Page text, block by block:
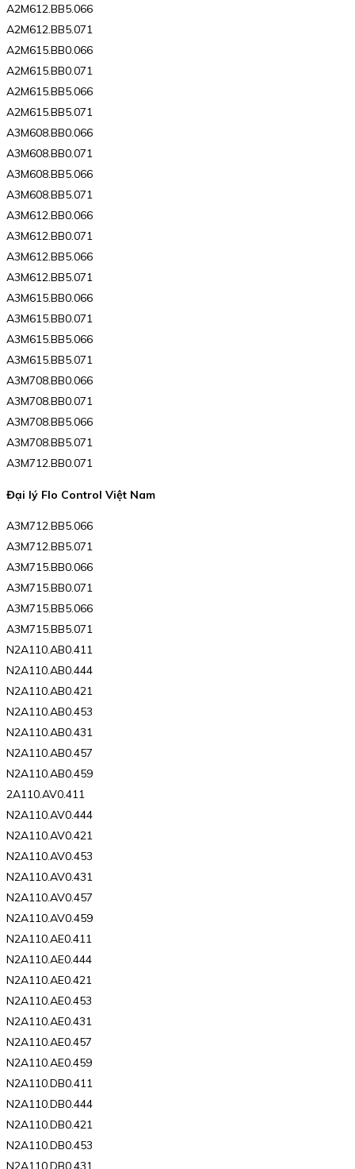
A2M612.BB5.066
A2M612.BB5.071
A2M615.BB0.066
A2M615.BB0.071
A2M615.BB5.066
A2M615.BB5.071
A3M608.BB0.066
A3M608.BB0.071
A3M608.BB5.066
A3M608.BB5.071
A3M612.BB0.066
A3M612.BB0.071
A3M612.BB5.066
A3M612.BB5.071
A3M615.BB0.066
A3M615.BB0.071
A3M615.BB5.066
A3M615.BB5.071
A3M708.BB0.066
A3M708.BB0.071
A3M708.BB5.066
A3M708.BB5.071
A3M712.BB0.071
Đại lý Flo Control Việt Nam
A3M712.BB5.066
A3M712.BB5.071
A3M715.BB0.066
A3M715.BB0.071
A3M715.BB5.066
A3M715.BB5.071
N2A110.AB0.411
N2A110.AB0.444
N2A110.AB0.421
N2A110.AB0.453
N2A110.AB0.431
N2A110.AB0.457
N2A110.AB0.459
2A110.AV0.411
N2A110.AV0.444
N2A110.AV0.421
N2A110.AV0.453
N2A110.AV0.431
N2A110.AV0.457
N2A110.AV0.459
N2A110.AE0.411
N2A110.AE0.444
N2A110.AE0.421
N2A110.AE0.453
N2A110.AE0.431
N2A110.AE0.457
N2A110.AE0.459
N2A110.DB0.411
N2A110.DB0.444
N2A110.DB0.421
N2A110.DB0.453
N2A110.DB0.431